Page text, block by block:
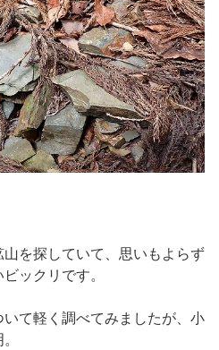
を探していて、思いもよらず
ックリです。
て軽く調べてみましたが、小